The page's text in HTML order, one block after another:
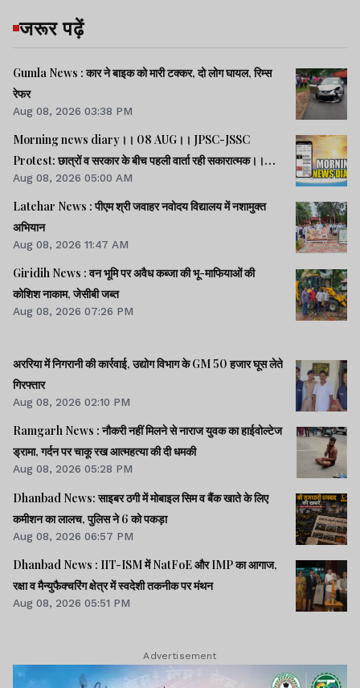
जरूर पढ़ें
Gumla News : कार ने बाइक को मारी टक्कर, दो लोग घायल, रिम्स
रेफर
Aug 08, 2026 03:38 PM
Morning news diary।। 08 AUG।। JPSC-JSSC
Protest: छात्रों व सरकार के बीच पहली वार्ता रही सकारात्मक।।
साइबर क्राइम मामलों की जांच में झारखंड पुलिस फिसड्डी।।संसद में
विपक्षी दलों का हंगामा, कार्यवाही स्थगित।। समेत कई खबरें व वीडियो.
Aug 08, 2026 05:00 AM
Latehar News : पीएम श्री जवाहर नवोदय विद्यालय में नशामुक्‍त
अभियान
Aug 08, 2026 11:47 AM
Giridih News : वन भूमि पर अवैध कब्जा की भू-माफियाओं की
कोशिश नाकाम, जेसीबी जब्त
Aug 08, 2026 07:26 PM
अररिया में निगरानी की कार्रवाई, उद्योग विभाग के GM 50 हजार घूस लेते
गिरफ्तार
Aug 08, 2026 02:10 PM
Ramgarh News : नौकरी नहीं मिलने से नाराज युवक का हाईवोल्टेज
ड्रामा, गर्दन पर चाकू रख आत्महत्या की दी धमकी
Aug 08, 2026 05:28 PM
Dhanbad News: साइबर ठगी में मोबाइल सिम व बैंक खाते के लिए
कमीशन का लालच, पुलिस ने 6 को पकड़ा
Aug 08, 2026 06:57 PM
Dhanbad News : IIT-ISM में NatFoE और IMP का आगाज,
रक्षा व मैन्युफैक्चरिंग क्षेत्र में स्वदेशी तकनीक पर मंथन
Aug 08, 2026 05:51 PM
Advertisement